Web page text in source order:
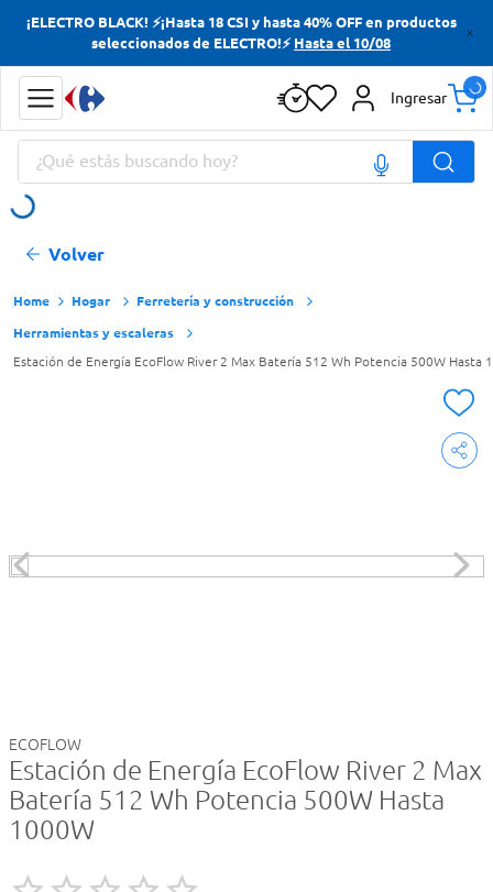
¡ELECTRO BLACK! ⚡¡Hasta 18 CSI y hasta 40% OFF en productos
seleccionados de ELECTRO!⚡ Hasta el 10/08
Ingresar
¿Qué estás buscando hoy?
Volver
Hogar
Ferretería y construcción
Herramientas y escaleras
Estación de Energía EcoFlow River 2 Max Batería 512 Wh Potencia 500W Hasta
ECOFLOW
Estación de Energía EcoFlow River 2 Max
Batería 512 Wh Potencia 500W Hasta
1000W
Términos más buscados
Yerba
Cerveza
Papas Fritas
Términos más buscados
Yerba
Cerveza
Papas Fritas
Doves